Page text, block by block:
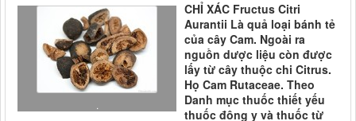
.
CHỈ XÁC Fructus Citri
Aurantii Là quả loại bánh tẻ
của cây Cam. Ngoài ra
nguồn dược liệu còn được
lấy từ cây thuộc chi Citrus.
Họ Cam Rutaceae. Theo
Danh mục thuốc thiết yếu
thuốc đông y và thuốc từ